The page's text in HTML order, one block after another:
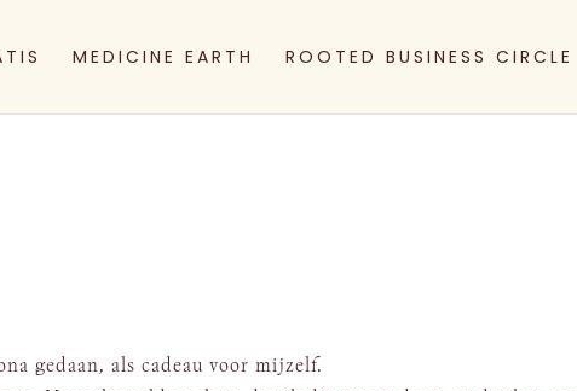
MEDICINE EARTH ROOTED BUSINESS CIRCLE
gedaan, als cadeau voor mijzelf.